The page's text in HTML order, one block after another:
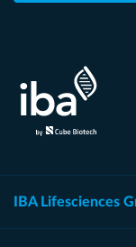
IBA Lifesciences